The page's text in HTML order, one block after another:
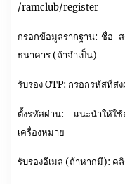
/ramclub/register
กรอกข้อมูลรากฐาน: ชื่อ-
ธนาคาร (ถ้าจำเป็น)
รับรอง OTP: กรอกรหัสที่ส่
ตั้งรหัสผ่าน: แนะนำให้ใ
เครื่องหมาย
รับรองอีเมล (ถ้าหากมี): ค